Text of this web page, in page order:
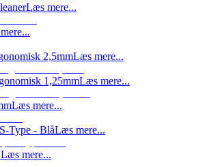
Læs mere...
2,5mmLæs mere...
1,25mmLæs mere...
Læs mere...
Type - BlåLæs mere...
Læs mere...